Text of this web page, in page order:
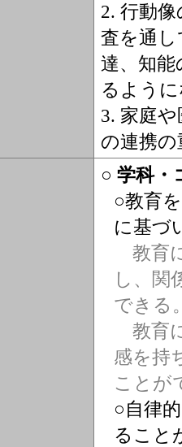
2. 行動
査を通し
達、知
るよう
3. 家庭
の連携
○ 学科・
○教育
に基づ
教育
し、関
できる
教育
感を持
ことが
○自律
ること